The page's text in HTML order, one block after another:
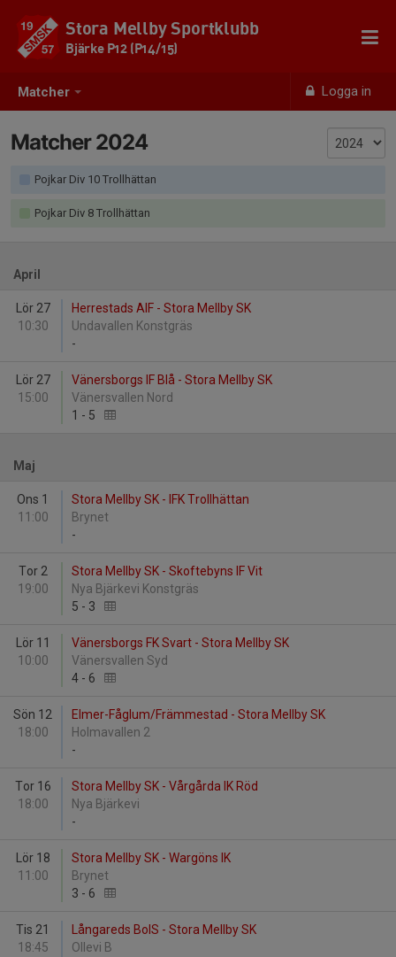
Matcher Logga in
Stora Mellby Sportklubb
Bjärke P12 (P14/15)
Matcher 2024
Pojkar Div 10 Trollhättan
Pojkar Div 8 Trollhättan
April
Lör 27
10:30
Herrestads AIF - Stora Mellby SK
Undavallen Konstgräs
-
Lör 27
15:00
Vänersborgs IF Blå - Stora Mellby SK
Vänersvallen Nord
1 - 5
Maj
Ons 1
11:00
Stora Mellby SK - IFK Trollhättan
Brynet
-
Tor 2
19:00
Stora Mellby SK - Skoftebyns IF Vit
Nya Bjärkevi Konstgräs
5 - 3
Lör 11
10:00
Vänersborgs FK Svart - Stora Mellby SK
Vänersvallen Syd
4 - 6
Sön 12
18:00
Elmer-Fåglum/Främmestad - Stora Mellby SK
Holmavallen 2
-
Tor 16
18:00
Stora Mellby SK - Vårgårda IK Röd
Nya Bjärkevi
-
Lör 18
11:00
Stora Mellby SK - Wargöns IK
Brynet
3 - 6
Tis 21
18:45
Långareds BoIS - Stora Mellby SK
Ollevi B